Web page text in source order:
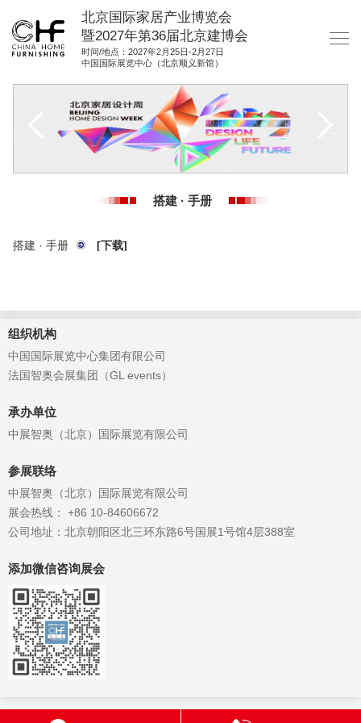
北京国际家居产业博览会
暨2027年第36届北京建博会
时间/地点：2027年2月25日-2月27日
中国国际展览中心（北京顺义新馆）
资料下载
搭建 · 手册
搭建 · 手册 [下载]
组织机构
中国国际展览中心集团有限公司
法国智奥会展集团（GL events）
承办单位
中展智奥（北京）国际展览有限公司
参展联络
中展智奥（北京）国际展览有限公司
展会热线： +86 10-84606672
公司地址：北京朝阳区北三环东路6号国展1号馆4层388室
添加微信咨询展会